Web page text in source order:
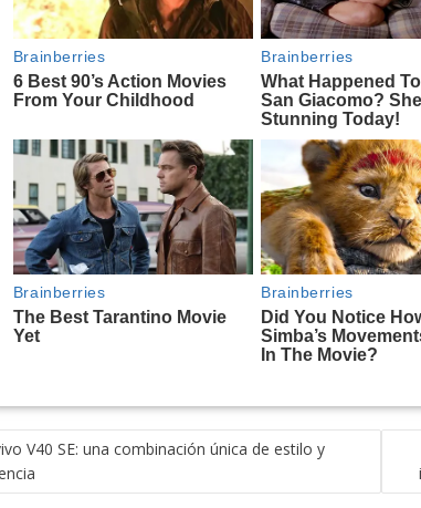
V40 SE: una combinación única de estilo y